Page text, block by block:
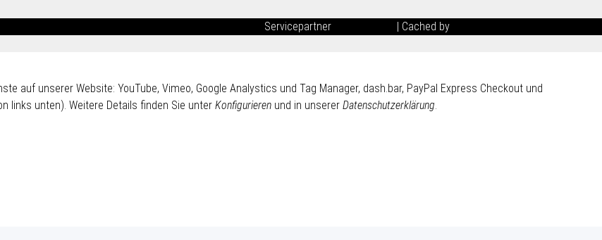
Servicepartner | Cached by
auf unserer Website: YouTube, Vimeo, Google Analystics und Tag Manager, dash.bar, PayPal Express Checkout und
links unten). Weitere Details finden Sie unter Konfigurieren und in unserer Datenschutzerklärung